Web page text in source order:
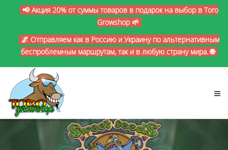
📢 Акция 20% от суммы товаров в подарок на выбор в Toro
Growshop 🌱
🌌 Отправляем как в Россию и Украину по альтернативным
беспроблемным маршрутам, так и в любую страну мира. 🌐